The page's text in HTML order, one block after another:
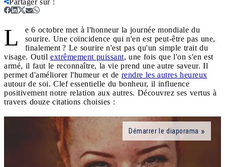
L
e 6 octobre met à l'honneur la journée mondiale du
sourire. Une coïncidence qui n'en est peut-être pas une,
finalement ? Le sourire n'est pas qu'un simple trait du
visage. Outil extrêmement puissant, une fois que l'on s'en est
armé, il faut le reconnaître, la vie prend une autre saveur. Il
permet d'améliorer l'humeur et de rendre les autres heureux
autour de soi. Clef essentielle du bonheur, il influence
positivement notre relation aux autres. Découvrez ses vertus à
travers douze citations choisies :
Démarrer le diaporama